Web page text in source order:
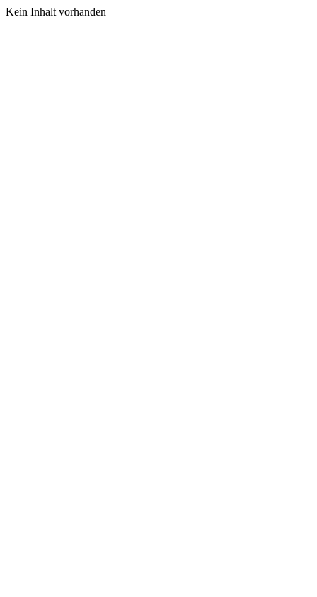
Kein Inhalt vorhanden